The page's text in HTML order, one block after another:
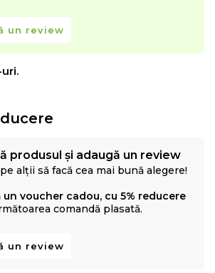
un review
produsul și adaugă un review
alții să facă cea mai bună alegere!
voucher cadou, cu 5% reducere
comandă plasată.
un review